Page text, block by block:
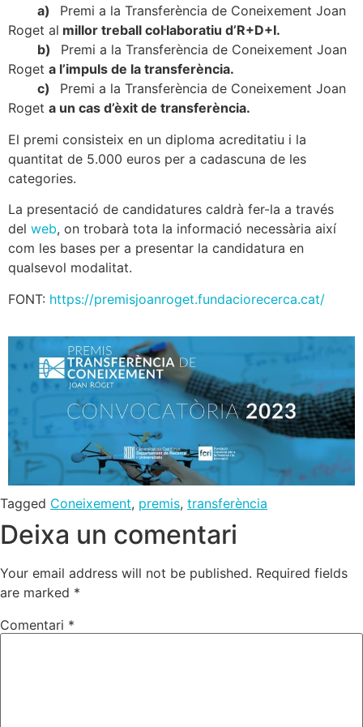
a) Premi a la Transferència de Coneixement Joan
Roget al millor treball col·laboratiu d’R+D+I.
b) Premi a la Transferència de Coneixement Joan
Roget a l’impuls de la transferència.
c) Premi a la Transferència de Coneixement Joan
Roget a un cas d’èxit de transferència.
El premi consisteix en un diploma acreditatiu i la
quantitat de 5.000 euros per a cadascuna de les
categories.
La presentació de candidatures caldrà fer-la a través
del web, on trobarà tota la informació necessària així
com les bases per a presentar la candidatura en
qualsevol modalitat.
FONT: https://premisjoanroget.fundaciorecerca.cat/
Tagged Coneixement, premis, transferència
Deixa un comentari
Your email address will not be published. Required fields
are marked *
Comentari *